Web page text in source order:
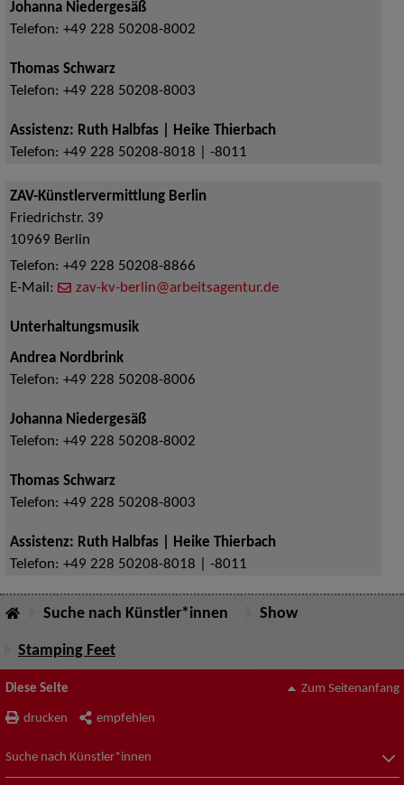
Johanna Niedergesäß
Telefon: +49 228 50208-8002
Thomas Schwarz
Telefon: +49 228 50208-8003
Assistenz: Ruth Halbfas | Heike Thierbach
Telefon: +49 228 50208-8018 | -8011
ZAV-Künstlervermittlung Berlin
Friedrichstr. 39
10969 Berlin
Telefon: +49 228 50208-8866
E-Mail:
zav-kv-berlin@arbeitsagentur.de
Unterhaltungsmusik
Andrea Nordbrink
Telefon: +49 228 50208-8006
Johanna Niedergesäß
Telefon: +49 228 50208-8002
Thomas Schwarz
Telefon: +49 228 50208-8003
Assistenz: Ruth Halbfas | Heike Thierbach
Telefon: +49 228 50208-8018 | -8011
Suche nach Künstler*innen Show
Stamping Feet
Diese Seite
drucken empfehlen
Zum Seitenanfang
Suche nach Künstler*innen